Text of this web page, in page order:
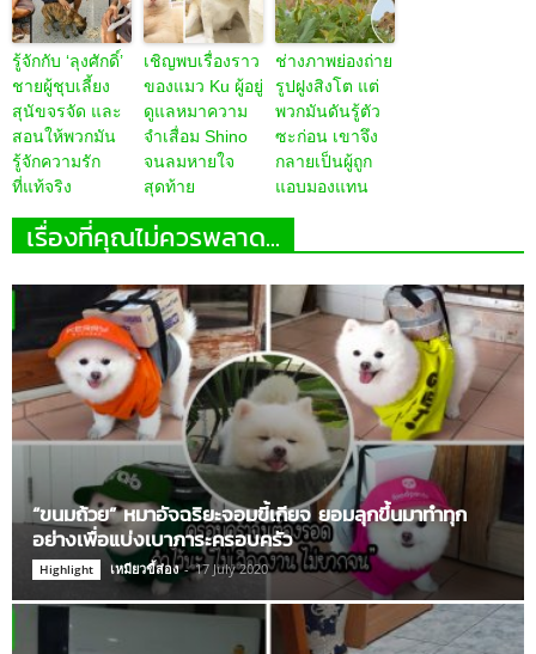
รู้จักกับ ‘ลุงศักดิ์’
ชายผู้ชุบเลี้ยง
สุนัขจรจัด และ
สอนให้พวกมัน
รู้จักความรัก
ที่แท้จริง
เชิญพบเรื่องราว
ของแมว Ku ผู้อยู่
ดูแลหมาความ
จำเสื่อม Shino
จนลมหายใจ
สุดท้าย
ช่างภาพย่องถ่าย
รูปฝูงสิงโต แต่
พวกมันดันรู้ตัว
ซะก่อน เขาจึง
กลายเป็นผู้ถูก
แอบมองแทน
เรื่องที่คุณไม่ควรพลาด...
“ขนมถ้วย” หมาอัจฉริยะจอมขี้เกียจ ยอมลุกขึ้นมาทำทุก
อย่างเพื่อแบ่งเบาภาระครอบครัว
Highlight เหมียวขี้ส่อง - 17 July 2020